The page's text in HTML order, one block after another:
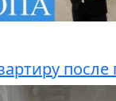
после